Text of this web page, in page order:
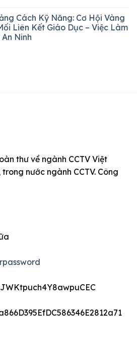
Cách Kỹ Năng: Cơ Hội Vàng
Liên Kết Giáo Dục – Việc Làm
Ninh
thư về ngành CCTV Việt
nước ngành CCTV. Công